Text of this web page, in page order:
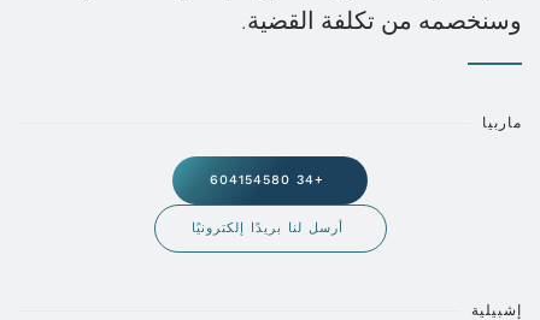
وسنخصمه من تكلفة القضية.
ماربيا
+34 604154580
أرسل لنا بريدًا إلكترونيًا
إشبيلية